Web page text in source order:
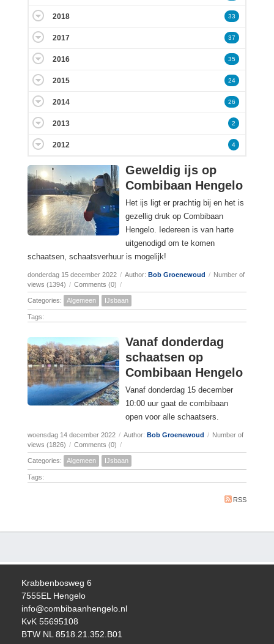
Geweldig ijs op
Combibaan Hengelo
Het ijs ligt er prachtig bij en het is
gezellig druk op Combibaan
Hengelo. Iedereen is van harte
uitgenodigd om te komen
schaatsen, schaatsverhuur is mogelijk!
donderdag 15 december 2022 / Author: Bob Groenewoud / Number of
views (1394) / Comments (0) /
Categories: Algemeen IJsbaan
Tags:
Vanaf donderdag
schaatsen op
Combibaan Hengelo
Vanaf donderdag 15 december
10:00 uur gaat de combibaan
open voor alle schaatsers.
woensdag 14 december 2022 / Author: Bob Groenewoud / Number of
views (1826) / Comments (0) /
Categories: Algemeen IJsbaan
Tags:
RSS
2018 33
2017 37
2016 35
2015 24
2014 26
2013 2
2012 4
Krabbenbosweg 6
7555EL Hengelo
info@combibaanhengelo.nl
KvK 55695108
BTW NL 8518.21.352.B01